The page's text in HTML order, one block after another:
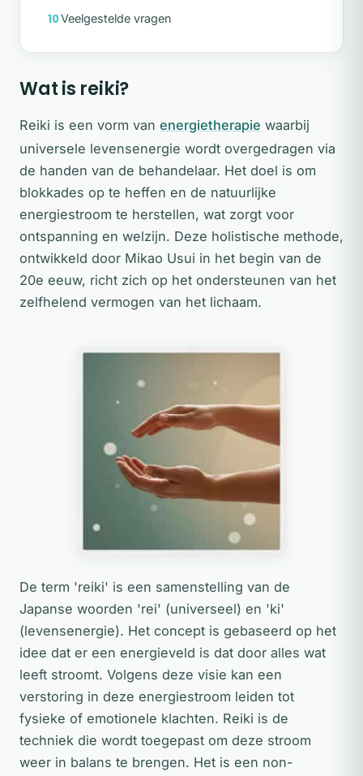
Veelgestelde vragen
Wat is reiki?
Reiki is een vorm van energietherapie waarbij
universele levensenergie wordt overgedragen via
de handen van de behandelaar. Het doel is om
blokkades op te heffen en de natuurlijke
energiestroom te herstellen, wat zorgt voor
ontspanning en welzijn. Deze holistische methode,
ontwikkeld door Mikao Usui in het begin van de
20e eeuw, richt zich op het ondersteunen van het
zelfhelend vermogen van het lichaam.
De term 'reiki' is een samenstelling van de
Japanse woorden 'rei' (universeel) en 'ki'
(levensenergie). Het concept is gebaseerd op het
idee dat er een energieveld is dat door alles wat
leeft stroomt. Volgens deze visie kan een
verstoring in deze energiestroom leiden tot
fysieke of emotionele klachten. Reiki is de
techniek die wordt toegepast om deze stroom
weer in balans te brengen. Het is een non-